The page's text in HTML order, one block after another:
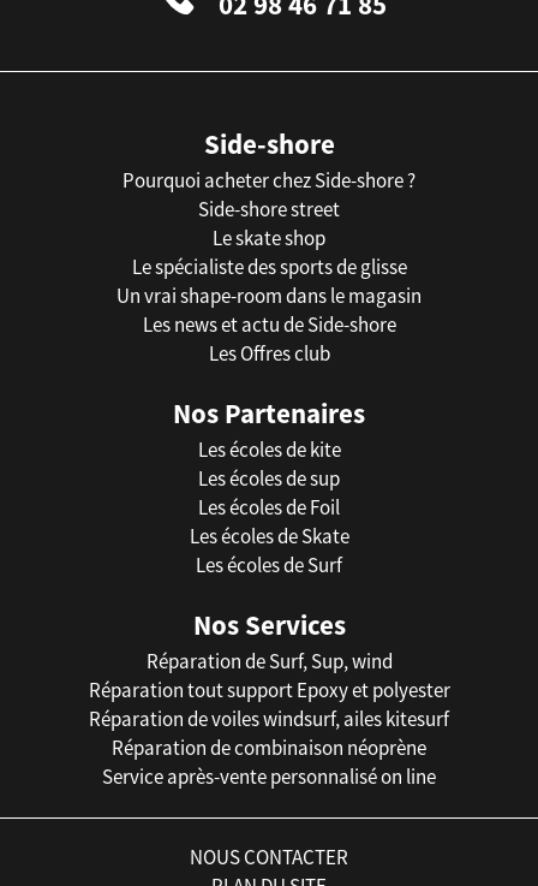
Side-shore
Pourquoi acheter chez Side-shore ?
Side-shore street
Le skate shop
Le spécialiste des sports de glisse
Un vrai shape-room dans le magasin
Les news et actu de Side-shore
Les Offres club
Nos Partenaires
Les écoles de kite
Les écoles de sup
Les écoles de Foil
Les écoles de Skate
Les écoles de Surf
Nos Services
Réparation de Surf, Sup, wind
Réparation tout support Epoxy et polyester
Réparation de voiles windsurf, ailes kitesurf
Réparation de combinaison néoprène
Service après-vente personnalisé on line
NOUS CONTACTER